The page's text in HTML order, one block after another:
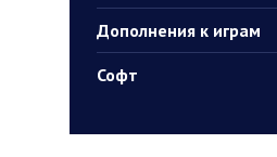
Дополнения к играм
Софт